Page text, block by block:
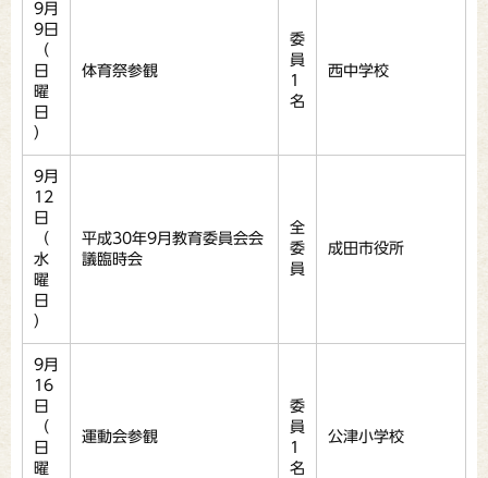
9月
9日
（
日
曜
日
）
体育祭参観
委
員
1
名
西中学校
9月
12
日
（
水
曜
日
）
平成30年9月教育委員会会
議臨時会
全
委
員
成田市役所
9月
16
日
（
日
曜
運動会参観
委
員
1
名
公津小学校